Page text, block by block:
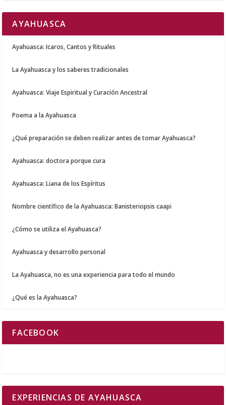
AYAHUASCA
Ayahuasca: Icaros, Cantos y Rituales
La Ayahuasca y los saberes tradicionales
Ayahuasca: Viaje Espiritual y Curación Ancestral
Poema a la Ayahuasca
¿Qué preparación se deben realizar antes de tomar Ayahuasca?
Ayahuasca: doctora porque cura
Ayahuasca: Liana de los Espíritus
Nombre científico de la Ayahuasca: Banisteriopsis caapi
¿Cómo se utiliza el Ayahuasca?
Ayahuasca y desarrollo personal
La Ayahuasca, no es una experiencia para todo el mundo
¿Qué es la Ayahuasca?
FACEBOOK
EXPERIENCIAS DE AYAHUASCA